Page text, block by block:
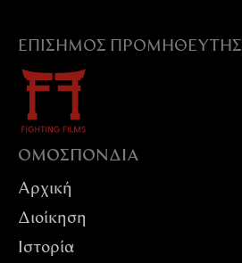
ΕΠΊΣΗΜΟΣ ΠΡΟΜΗΘΕΥΤΉΣ
ΟΜΟΣΠΟΝΔIΑ
Αρχική
Διοίκηση
Ιστορία